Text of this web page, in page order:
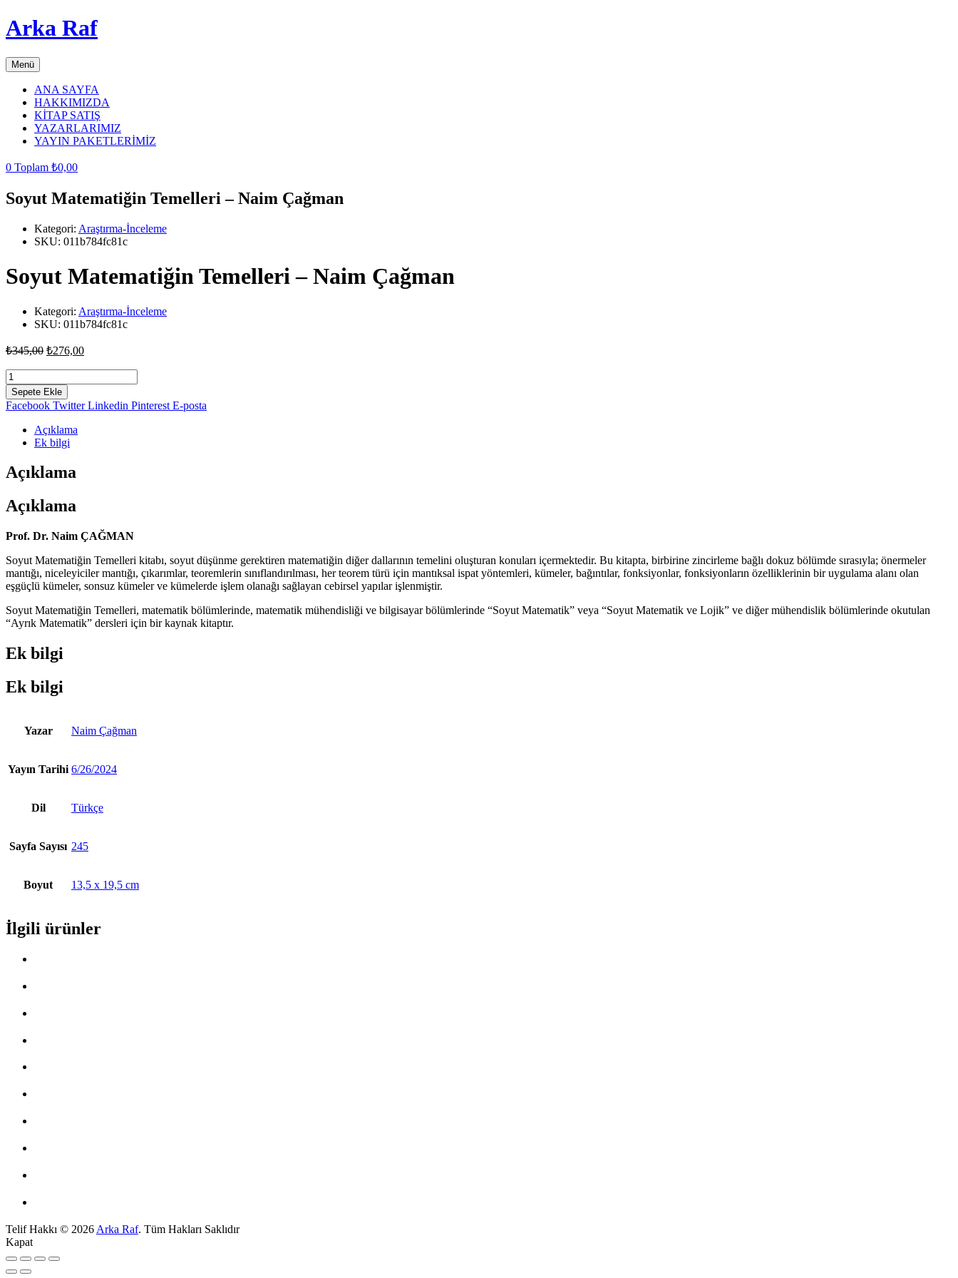
Arka Raf
Menü
ANA SAYFA
HAKKIMIZDA
KİTAP SATIŞ
YAZARLARIMIZ
YAYIN PAKETLERİMİZ
0 Toplam ₺0,00
Soyut Matematiğin Temelleri – Naim Çağman
Kategori: Araştırma-İnceleme
SKU: 011b784fc81c
Soyut Matematiğin Temelleri – Naim Çağman
Kategori: Araştırma-İnceleme
SKU: 011b784fc81c
₺345,00 Orijinal
₺276,00Şu
fiyat:
₺276,00.
Soyut
Matematiğin
Temelleri
-
Naim
Çağman
Sepete Ekle
Facebook Twitter Linkedin Pinterest E-posta
Açıklama
Ek bilgi
Açıklama
Açıklama
Prof. Dr. Naim ÇAĞMAN
Soyut Matematiğin Temelleri kitabı, soyut düşünme gerektiren matematiğin diğer dallarının temelini oluşturan konuları içermektedir. Bu kitapta, birbirine zincirleme bağlı dokuz bölümde sırasıyla; önermeler
mantığı, niceleyiciler mantığı, çıkarımlar, teoremlerin sınıflandırılması, her teorem türü için mantıksal ispat yöntemleri, kümeler, bağıntılar, fonksiyonlar, fonksiyonların özelliklerinin bir uygulama alanı olan
eşgüçlü kümeler, sonsuz kümeler ve kümelerde işlem olanağı sağlayan cebirsel yapılar işlenmiştir.
Soyut Matematiğin Temelleri, matematik bölümlerinde, matematik mühendisliği ve bilgisayar bölümlerinde “Soyut Matematik” veya “Soyut Matematik ve Lojik” ve diğer mühendislik bölümlerinde okutulan
“Ayrık Matematik” dersleri için bir kaynak kitaptır.
Ek bilgi
Ek bilgi
Yazar Naim Çağman
Yayın Tarihi 6/26/2024
Dil Türkçe
Sayfa Sayısı 245
Boyut 13,5 x 19,5 cm
İlgili ürünler
Telif Hakkı © 2026 Arka Raf. Tüm Hakları Saklıdır
Kapat